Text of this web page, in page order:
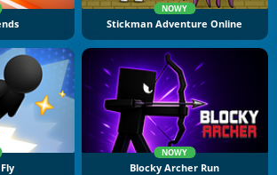
NOWY
Stickman Adventure Online
NOWY
Blocky Archer Run